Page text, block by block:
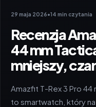
29 maja 2026•14 min czytania
Recenzja
44 mm
mniejszy,
Amazfit T-Rex 3 Pro
to smartwatch, który